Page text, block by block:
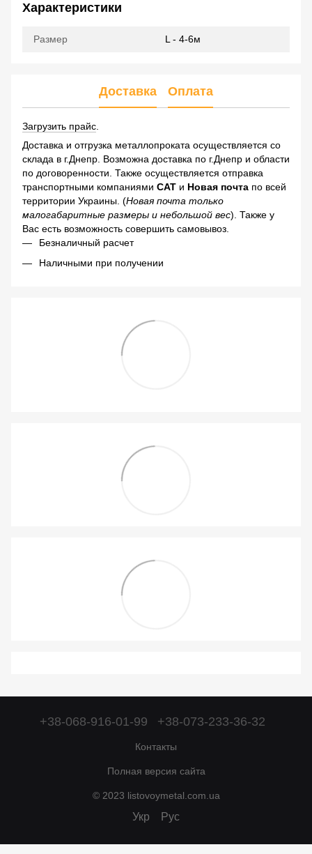
Характеристики
Размер L - 4-6м
Доставка Оплата
Загрузить прайс
Доставка и отгрузка металлопроката осуществляется со
склада в г.Днепр. Возможна доставка по г.Днепр и области
по договоренности. Также осуществляется отправка
транспортными компаниями САТ и Новая почта по всей
территории Украины. (Новая почта только
малогабаритные размеры и небольшой вес). Также у
Вас есть возможность совершить самовывоз.
Безналичный расчет
Наличными при получении
+38-068-916-01-99 +38-073-233-36-32
Контакты
Полная версия сайта
© 2023 listovoymetal.com.ua
Укр Рус